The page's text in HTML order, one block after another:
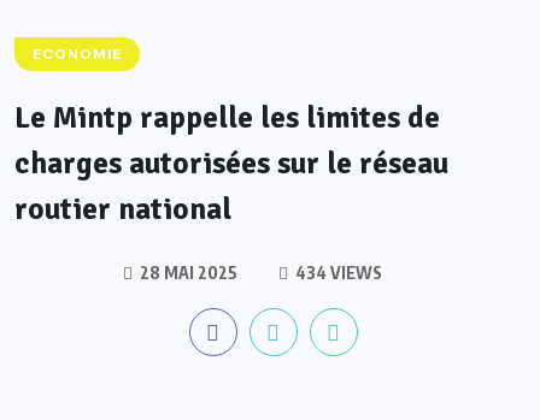
ECONOMIE
Le Mintp rappelle les limites de
charges autorisées sur le réseau
routier national
28 MAI 2025 434 VIEWS